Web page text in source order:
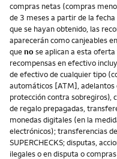
compras netas (compras
de 3 meses a partir de la
que se hayan obtenido, las
aparecerán como canjeables
quenose aplican a esta oferta
recompensas en efectivo
de efectivo de cualquier tipo
automáticos [ATM], adelantos
protección contra sobregiros),
de regalo prepagadas,
monedas digitales (en la
electrónicos); transferencias
SUPERCHECKS; disputas,
ilegales o en disputa o